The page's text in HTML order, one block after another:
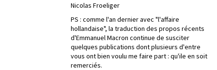
Nicolas Froeliger
PS : comme l'an dernier avec "l'affaire
hollandaise", la traduction des propos récents
d'Emmanuel Macron continue de susciter
quelques publications dont plusieurs d'entre
vous ont bien voulu me faire part : qu'ile en soit
remerciés.